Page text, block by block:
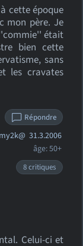
cette époque
mon père. Je
était
bien cette
sans
les cravates
Répondre
my2k@ 31.3.2006
âge: 50+
8 critiques
Celui-ci et